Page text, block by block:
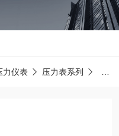
力仪表 压力表系列